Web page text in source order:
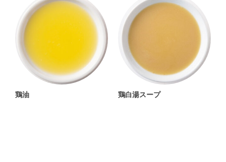
鶏油 鶏白湯スープ